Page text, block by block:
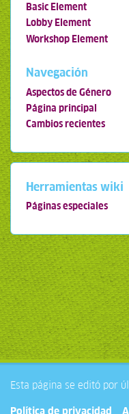
Basic Element
Lobby Element
Workshop Element
Navegación
Aspectos de Género
Página principal
Cambios recientes
Herramientas wiki
Páginas especiales
Esta página se editó por
Política de privacidad